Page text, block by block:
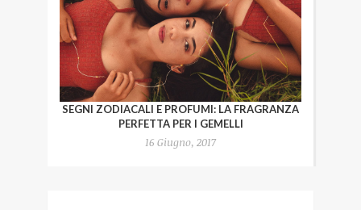
SEGNI ZODIACALI E PROFUMI: LA FRAGRANZA
PERFETTA PER I GEMELLI
16 Giugno, 2017